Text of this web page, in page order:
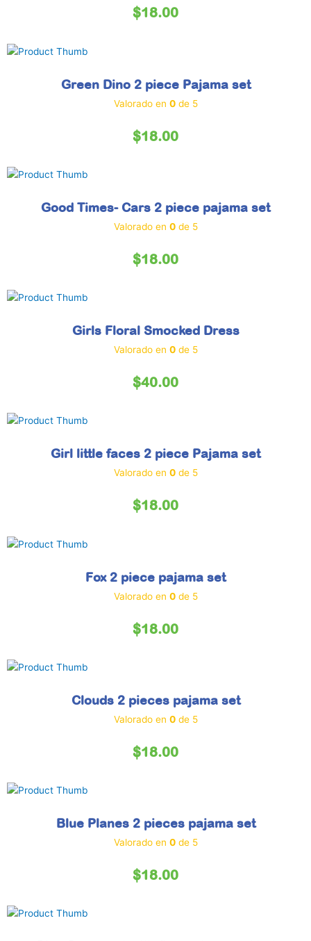
$18.00
Green Dino 2 piece Pajama set
Valorado en 0de 5
$18.00
Good Times- Cars 2 piece pajama set
Valorado en 0de 5
$18.00
Girls Floral Smocked Dress
Valorado en 0de 5
$40.00
Girl little faces 2 piece Pajama set
Valorado en 0de 5
$18.00
Fox 2 piece pajama set
Valorado en 0de 5
$18.00
Clouds 2 pieces pajama set
Valorado en 0de 5
$18.00
Blue Planes 2 pieces pajama set
Valorado en 0de 5
$18.00